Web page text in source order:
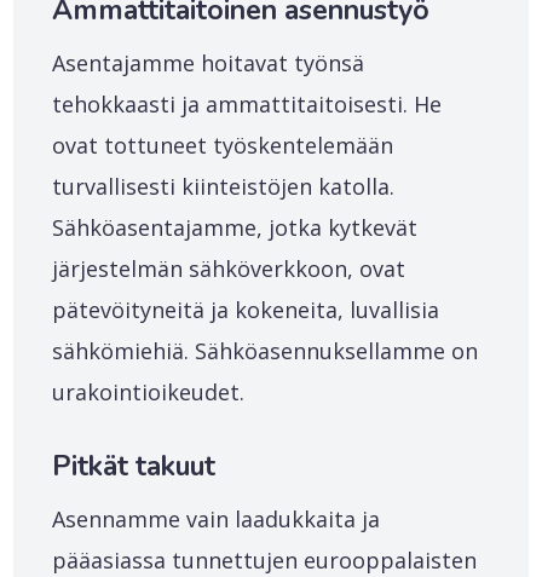
Ammattitaitoinen asennustyö
Asentajamme hoitavat työnsä
tehokkaasti ja ammattitaitoisesti. He
ovat tottuneet työskentelemään
turvallisesti kiinteistöjen katolla.
Sähköasentajamme, jotka kytkevät
järjestelmän sähköverkkoon, ovat
pätevöityneitä ja kokeneita, luvallisia
sähkömiehiä. Sähköasennuksellamme on
urakointioikeudet.
Pitkät takuut
Asennamme vain laadukkaita ja
pääasiassa tunnettujen eurooppalaisten